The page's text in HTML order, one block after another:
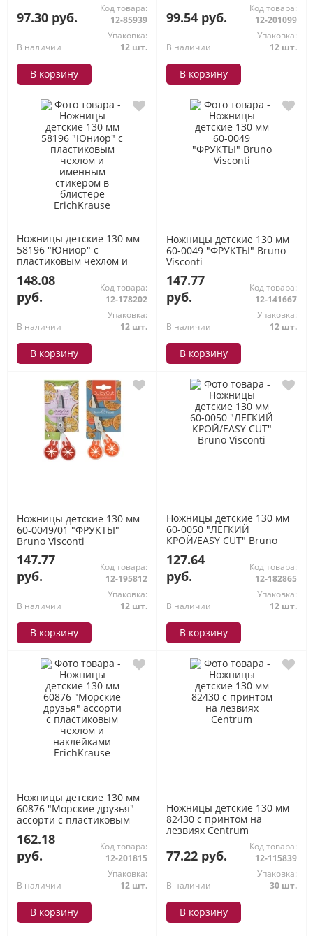
97.30 руб.
Код товара:
12-85939
В наличии
Упаковка:
12 шт.
В корзину
99.54 руб.
Код товара:
12-201099
В наличии
Упаковка:
12 шт.
В корзину
Ножницы детские 130 мм
58196 "Юниор" с
пластиковым чехлом и
блистере ErichKrause
148.08
руб.
Код товара:
12-178202
В наличии
Упаковка:
12 шт.
В корзину
Ножницы детские 130 мм
60-0049 "ФРУКТЫ" Bruno
Visconti
147.77
руб.
Код товара:
12-141667
В наличии
Упаковка:
12 шт.
В корзину
Ножницы детские 130 мм
60-0049/01 "ФРУКТЫ"
Bruno Visconti
147.77
руб.
Код товара:
12-195812
В наличии
Упаковка:
12 шт.
В корзину
Ножницы детские 130 мм
60-0050 "ЛЕГКИЙ
КРОЙ/EASY CUT" Bruno
127.64
руб.
Код товара:
12-182865
В наличии
Упаковка:
12 шт.
В корзину
Ножницы детские 130 мм
60876 "Морские друзья"
ассорти с пластиковым
ErichKrause
162.18
руб.
Код товара:
12-201815
В наличии
Упаковка:
12 шт.
В корзину
Ножницы детские 130 мм
82430 с принтом на
лезвиях Centrum
77.22 руб.
Код товара:
12-115839
В наличии
Упаковка:
30 шт.
В корзину